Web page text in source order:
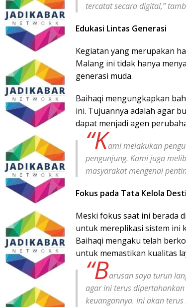
tercatat secara digital,”
Edukasi Lintas Generasi
Kegiatan yang merupakan
Malang ini tidak hanya
generasi muda.
Baihaqi mengungkapkan
ini. Tujuannya adalah agar
dapat menjadi agen
“Kami melakukan
pengunjung. Kami juga
masyarakat mengenai
Fokus pada Tata Kelola
Meski fokus saat ini berada
untuk mereplikasi sistem ini
Baihaqi mengaku telah
untuk memastikan kualitas
“Barusan saya turun
agar ini terus
keuangannya. Ini akan